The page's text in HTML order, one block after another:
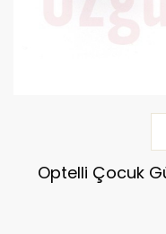
Optelli Çocuk